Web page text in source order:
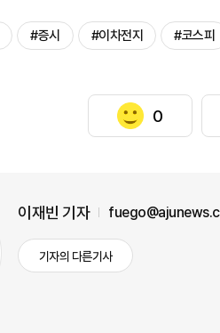
#증시 #이차전지 #코스피
0
이재빈 기자
기자의 다른기사